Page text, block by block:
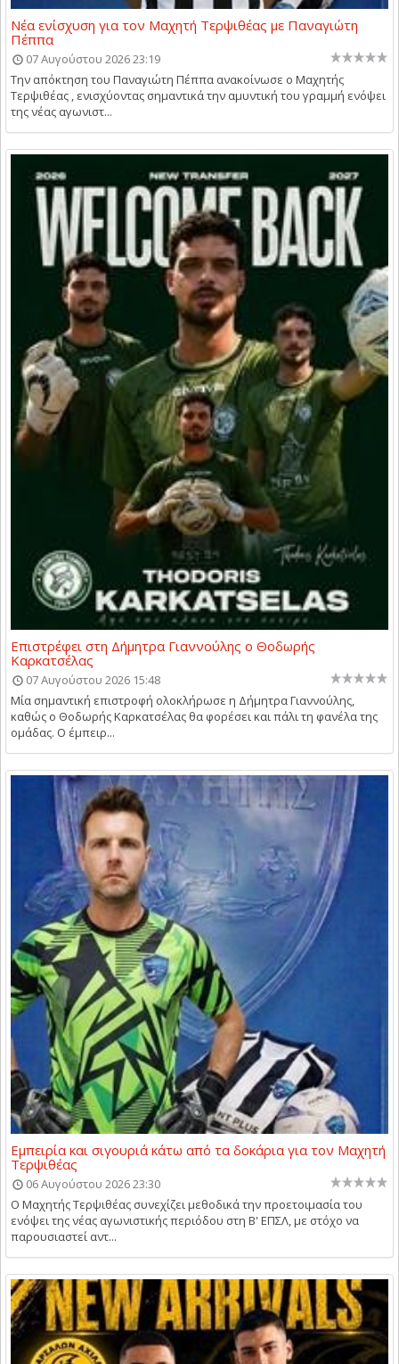
Νέα ενίσχυση για τον Μαχητή Τερψιθέας με Παναγιώτη
Πέππα
07 Αυγούστου 2026 23:19
Την απόκτηση του Παναγιώτη Πέππα ανακοίνωσε ο Μαχητής
Τερψιθέας , ενισχύοντας σημαντικά την αμυντική του γραμμή ενόψει
της νέας αγωνιστ...
Επιστρέφει στη Δήμητρα Γιαννούλης ο Θοδωρής
Καρκατσέλας
07 Αυγούστου 2026 15:48
Μία σημαντική επιστροφή ολοκλήρωσε η Δήμητρα Γιαννούλης,
καθώς ο Θοδωρής Καρκατσέλας θα φορέσει και πάλι τη φανέλα της
ομάδας. Ο έμπειρ...
Εμπειρία και σιγουριά κάτω από τα δοκάρια για τον Μαχητή
Τερψιθέας
06 Αυγούστου 2026 23:30
Ο Μαχητής Τερψιθέας συνεχίζει μεθοδικά την προετοιμασία του
ενόψει της νέας αγωνιστικής περιόδου στη Β' ΕΠΣΛ, με στόχο να
παρουσιαστεί αντ...